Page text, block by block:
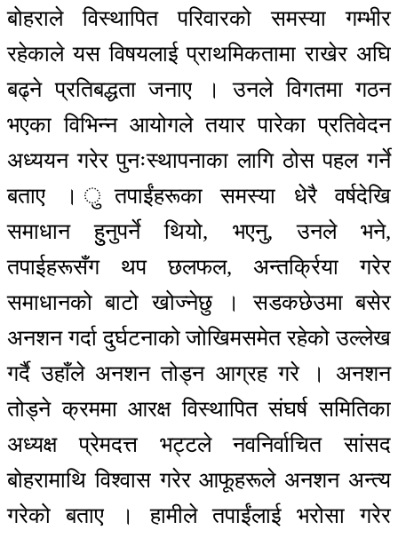
बोहराले विस्थापित परिवारको समस्या गम्भीर
रहेकाले यस विषयलाई प्राथमिकतामा राखेर अघि
बढ्ने प्रतिबद्धता जनाए । उनले विगतमा गठन
भएका विभिन्न आयोगले तयार पारेका प्रतिवेदन
अध्ययन गरेर पुनःस्थापनाका लागि ठोस पहल गर्ने
बताए । ुतपाईंहरूका समस्या धेरै वर्षदेखि
समाधान हुुनुपर्ने थियो, भएनु, उनले भने,
तपाईहरूसँग थप छलफल, अन्तर्क्रिया गरेर
समाधानको बाटो खोज्नेछु । सडकछेउमा बसेर
अनशन गर्दा दुर्घटनाको जोखिमसमेत रहेको उल्लेख
गर्दै उहाँले अनशन तोड्न आग्रह गरे । अनशन
तोड्ने क्रममा आरक्ष विस्थापित संघर्ष समितिका
अध्यक्ष प्रेमदत्त भट्टले नवनिर्वाचित सांसद
बोहरामाथि विश्वास गरेर आफूहरूले अनशन अन्त्य
गरेको बताए । हामीले तपाईंलाई भरोसा गरेर